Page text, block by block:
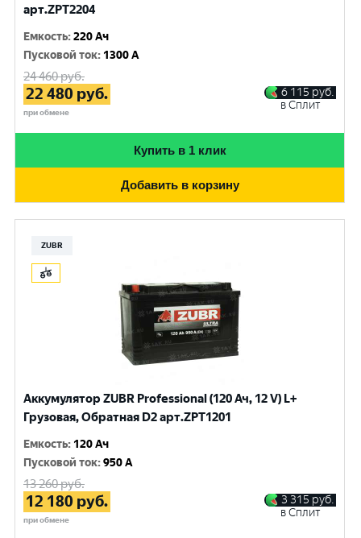
арт.ZPT2204
Емкость:220 Ач
Пусковой ток: 1300 A
24 460руб.
22 480 руб.
при обмене
6 115 руб.
в Сплит
Купить в 1 клик
Добавить в корзину
ZUBR
Аккумулятор ZUBR Professional (120 Ач, 12 V) L+
Грузовая, Обратная D2 арт.ZPT1201
Емкость: 120 Ач
Пусковой ток:950 A
13 260руб.
12 180 руб.
при обмене
3 315 руб.
в Сплит